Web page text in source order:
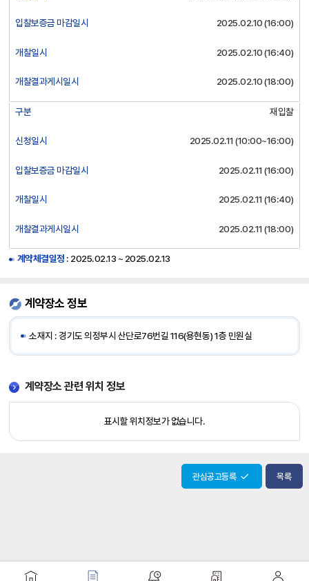
분,
청
시,
시,
개
찰
개
찰
과
시
일
대
입찰보증금 마감일시 2025.02.10 (16:00)
개찰일시 2025.02.10 (16:40)
개찰결과게시일시 2025.02.10 (18:00)
구분 재입찰
신청일시 2025.02.11 (10:00~16:00)
입찰보증금 마감일시 2025.02.11 (16:00)
개찰일시 2025.02.11 (16:40)
개찰결과게시일시 2025.02.11 (18:00)
계약체결일정 : 2025.02.13 ~ 2025.02.13
계약장소 정보
소재지 : 경기도 의정부시 산단로76번길 116(용현동) 1층 민원실
계약장소 관련 위치 정보
표시할 위치정보가 없습니다.
관심공고등록 목록